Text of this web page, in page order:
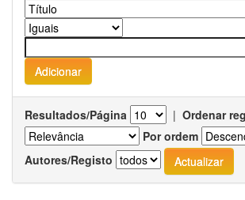
Resultados/Página | Ordenar
Por ordem
Autores/Registo